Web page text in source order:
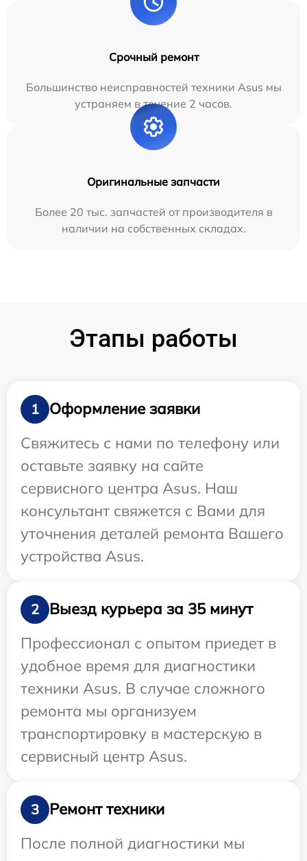
Срочный ремонт
Большинство неисправностей техники Asus мы
устраняем в течение 2 часов.
Оригинальные запчасти
Более 20 тыс. запчастей от производителя в
наличии на собственных складах.
Этапы работы
1
Оформление заявки
Свяжитесь с нами по телефону или
оставьте заявку на сайте
сервисного центра Asus. Наш
консультант свяжется с Вами для
уточнения деталей ремонта Вашего
устройства Asus.
2
Выезд курьера за 35 минут
Профессионал с опытом приедет в
удобное время для диагностики
техники Asus. В случае сложного
ремонта мы организуем
транспортировку в мастерскую в
сервисный центр Asus.
3
Ремонт техники
После полной диагностики мы